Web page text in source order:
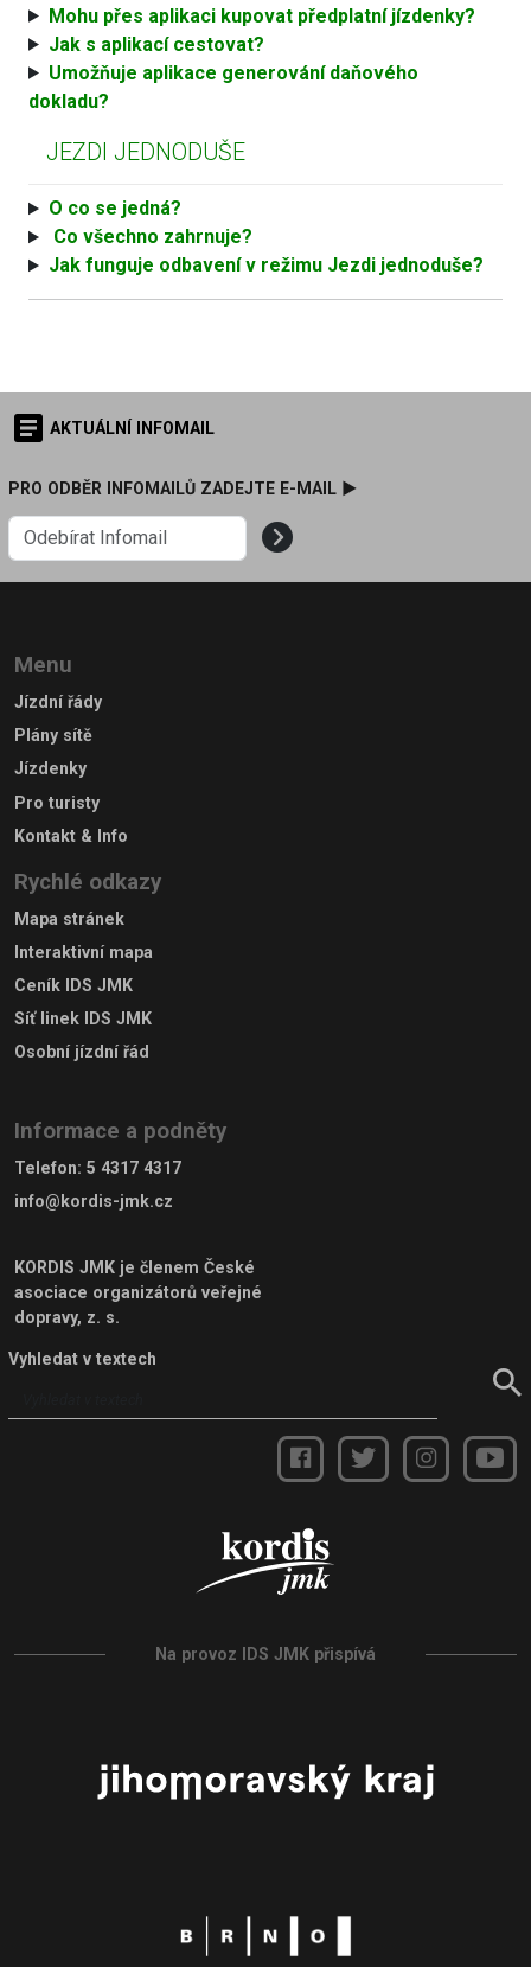
Mohu přes aplikaci kupovat předplatní jízdenky?
Jak s aplikací cestovat?
Umožňuje aplikace generování daňového
dokladu?
JEZDI JEDNODUŠE
O co se jedná?
Co všechno zahrnuje?
Jak funguje odbavení v režimu Jezdi jednoduše?
AKTUÁLNÍ INFOMAIL
PRO ODBĚR INFOMAILŮ ZADEJTE E-MAIL ►
Menu
Jízdní řády
Plány sítě
Jízdenky
Pro turisty
Kontakt & Info
Rychlé odkazy
Mapa stránek
Interaktivní mapa
Ceník IDS JMK
Síť linek IDS JMK
Osobní jízdní řád
Informace a podněty
Telefon: 5 4317 4317
info@kordis-jmk.cz
KORDIS JMK je členem České
asociace organizátorů veřejné
dopravy, z. s.
Vyhledat v textech
Na provoz IDS JMK přispívá